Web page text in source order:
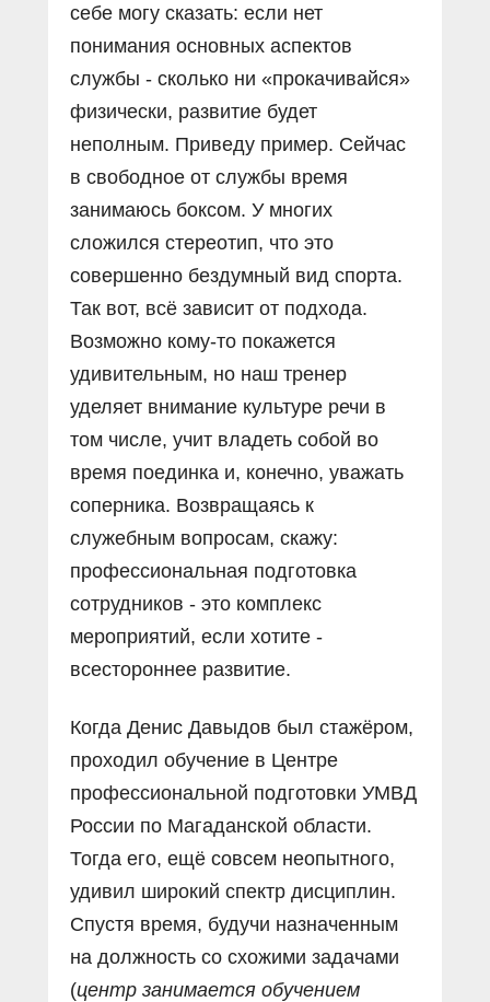
себе могу сказать: если нет
понимания основных аспектов
службы - сколько ни «прокачивайся»
физически, развитие будет
неполным. Приведу пример. Сейчас
в свободное от службы время
занимаюсь боксом. У многих
сложился стереотип, что это
совершенно бездумный вид спорта.
Так вот, всё зависит от подхода.
Возможно кому-то покажется
удивительным, но наш тренер
уделяет внимание культуре речи в
том числе, учит владеть собой во
время поединка и, конечно, уважать
соперника. Возвращаясь к
служебным вопросам, скажу:
профессиональная подготовка
сотрудников - это комплекс
мероприятий, если хотите -
всестороннее развитие.
Когда Денис Давыдов был стажёром,
проходил обучение в Центре
профессиональной подготовки УМВД
России по Магаданской области.
Тогда его, ещё совсем неопытного,
удивил широкий спектр дисциплин.
Спустя время, будучи назначенным
на должность со схожими задачами
(центр занимается обучением